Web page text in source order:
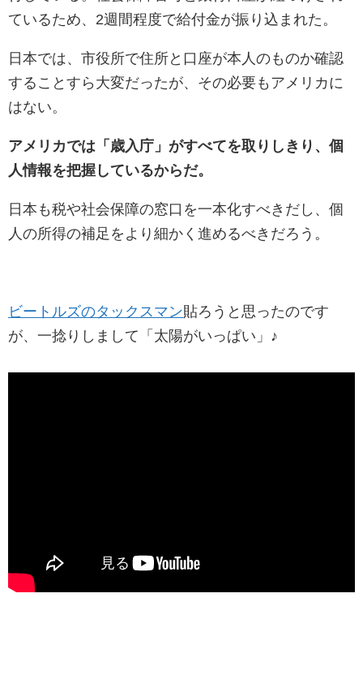
ているため、2週間程度で給付金が振り込まれた。
日本では、市役所で住所と口座が本人のものか確認
することすら大変だったが、その必要もアメリカに
はない。
アメリカでは「歳入庁」がすべてを取りしきり、個
人情報を把握しているからだ。
日本も税や社会保障の窓口を一本化すべきだし、個
人の所得の補足をより細かく進めるべきだろう。
ビートルズのタックスマン貼ろうと思ったのです
が、一捻りしまして「太陽がいっぱい」♪